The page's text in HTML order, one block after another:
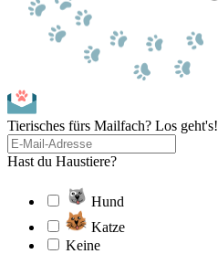
Tierisches fürs Mailfach? Los geht's!
Hast du Haustiere?
Hund
Katze
Keine